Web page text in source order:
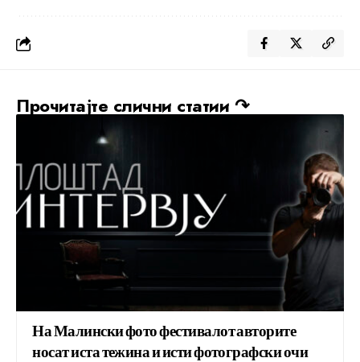
Прочитајте слични статии ↷
На Малински фото фестивалот авторите
носат иста тежина и исти фотографски очи